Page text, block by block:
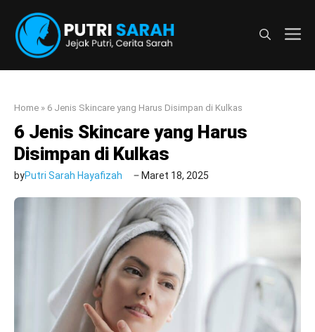
Home » 6 Jenis Skincare yang Harus Disimpan di Kulkas
6 Jenis Skincare yang Harus
Disimpan di Kulkas
byPutri Sarah Hayafizah Maret 18, 2025